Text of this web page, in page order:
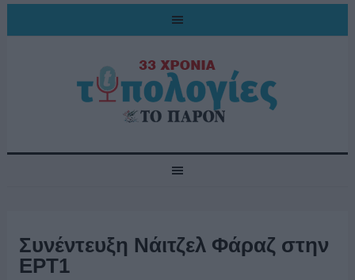
Συνέντευξη Νάιτζελ Φάραζ στην
ΕΡΤ1